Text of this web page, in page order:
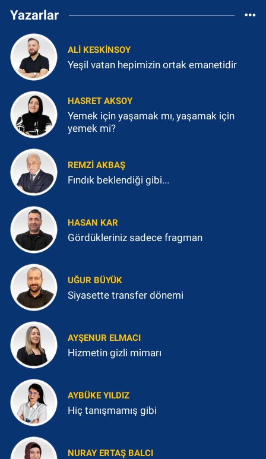
Yazarlar
ALI KESKINSOY
Yeşil vatan hepimizin ortak emanetidir
HASRET AKSOY
Yemek için yaşamak mı, yaşamak için
yemek mi?
REMZI AKBAŞ
Fındık beklendiği gibi...
HASAN KAR
Gördükleriniz sadece fragman
UĞUR BÜYÜK
Siyasette transfer dönemi
AYŞENUR ELMACI
Hizmetin gizli mimarı
AYBÜKE YILDIZ
Hiç tanışmamış gibi
NURAY ERTAŞ BALCI